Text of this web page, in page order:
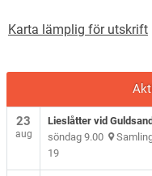
Karta lämplig för utskrift
23
aug
Lieslåtter vid
söndag 9.00
19